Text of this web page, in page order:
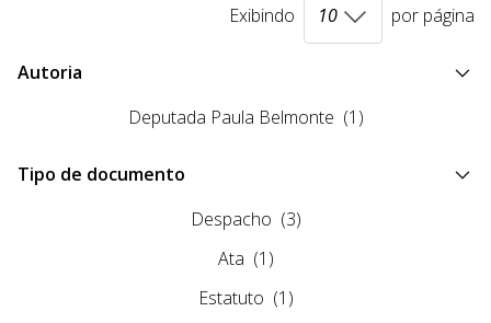
Exibindo por página
Autoria
Deputada Paula Belmonte (1)
Tipo de documento
Despacho (3)
Ata (1)
Estatuto (1)